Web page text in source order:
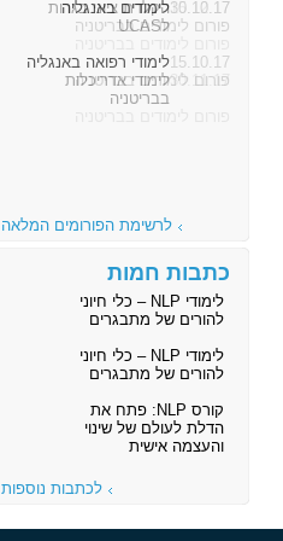
30.10.17לימודים באנגליה
פורום לימודים בבריטניה
15.10.17לימודי רפואה באנגליה
פורום לימודים בבריטניה
לרשימת הפורומים המלאה
כתבות חמות
לימודי NLP – כלי חיוני
להורים של מתבגרים
לימודי NLP – כלי חיוני
להורים של מתבגרים
קורס NLP: פתח את
הדלת לעולם של שינוי
והעצמה אישית
לכתבות נוספות